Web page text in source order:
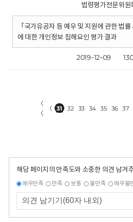
법령평가전문위원
「국가유공자 등 예우 및 지원에 관한 법
에 대한 개인정보 침해요인 평가 결과
2019-12-09
〈
〈
〈 31 32 33 34 35 36 37
해당 페이지의 만족도와 소중한 의견 남겨
매우만족 만족 보통 불만족 매우불